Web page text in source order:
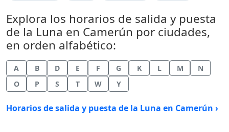
Explora los horarios de salida y puesta
de la Luna en Camerún por ciudades,
en orden alfabético:
A B D E F G K L M
N
O
P S T W Y
Horarios de salida y puesta de la Luna en Camerún ›